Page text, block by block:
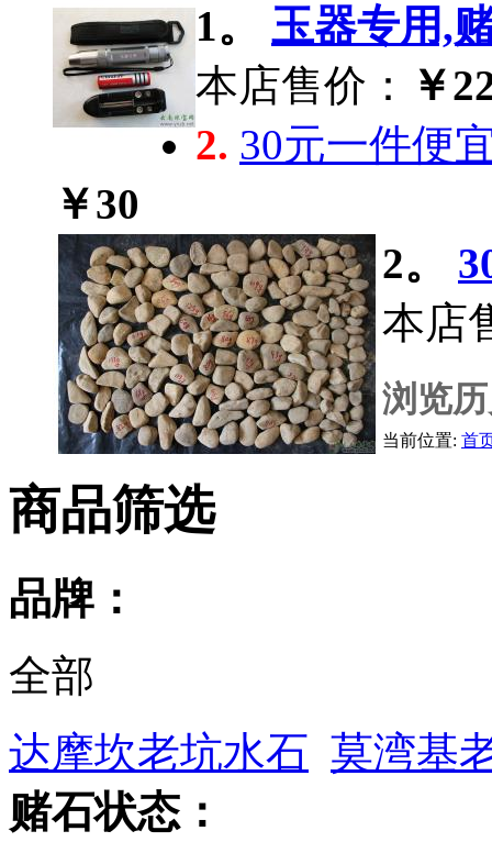
1。
玉器专用,
本店售价：
￥
2. 30元一件便
￥30
2。
本店
浏览
当前位置: 首
商品筛选
品牌：
全部
达摩坎老坑水石 莫湾基
赌石状态：